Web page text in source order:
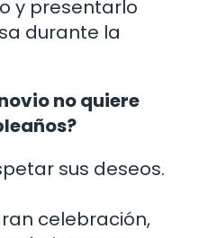
y presentarlo
durante la
no quiere
sus deseos.
celebración,